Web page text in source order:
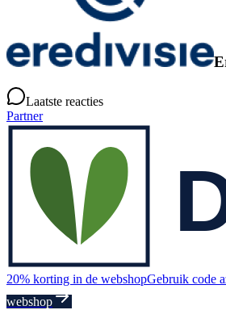
Laatste reacties
Partner
20% korting in de webshopGebruik code
webshop